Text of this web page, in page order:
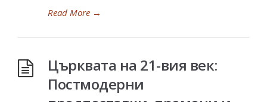
Read More →
Църквата на 21-вия век:
Постмодерни